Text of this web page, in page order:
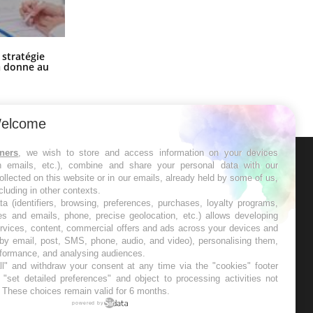
stratégie
donne au
les semaines les meilleures
, we wish to store and access information on your devices
emails, etc.), combine and share your personal data with our
on this website or in our emails, already held by some of us,
in other contexts.
(identifiers, browsing, preferences, purchases, loyalty programs,
and emails, phone, precise geolocation, etc.) allows developing
content, commercial offers and ads across your devices and
email, post, SMS, phone, audio, and video), personalising them,
and analysing audiences.
and withdraw your consent at any time via the "cookies" footer
detailed preferences" and object to processing activities not
choices remain valid for 6 months.
powered by